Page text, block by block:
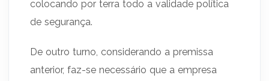
colocando por terra todo a validade política
de segurança.
De outro turno, considerando a premissa
anterior, faz-se necessário que a empresa